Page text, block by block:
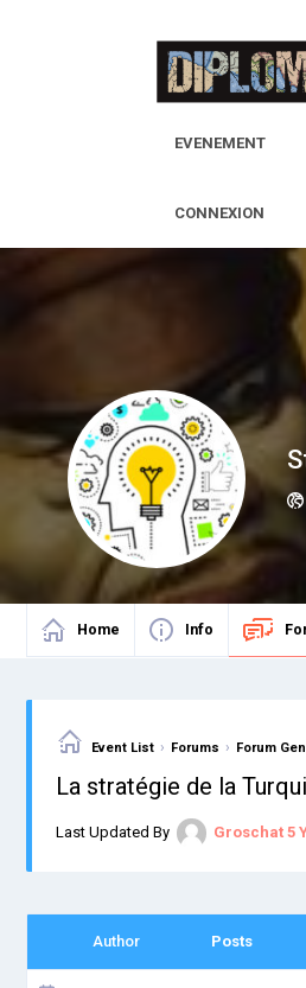
EVENEMENT
CONNEXION
Home Info
Event List › Forums › Forum
La stratégie de la
Last Updated By Groschat 5
Author Posts